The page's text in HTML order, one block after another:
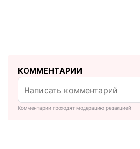
КОММЕНТАРИИ
Комментарии проходят модерацию редакцией